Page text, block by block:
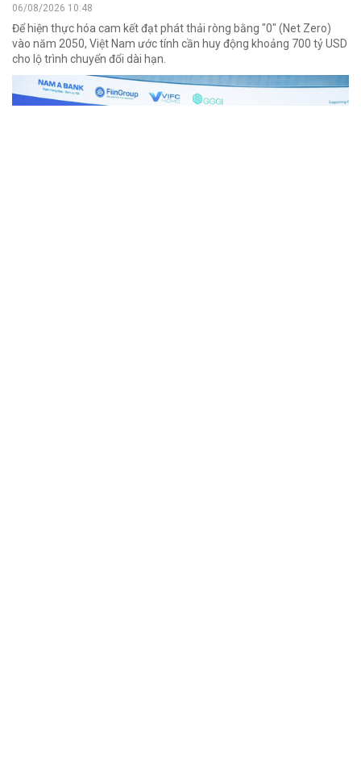
06/08/2026 10:48
Để hiện thực hóa cam kết đạt phát thải ròng bằng "0" (Net Zero)
vào năm 2050, Việt Nam ước tính cần huy động khoảng 700 tỷ USD
cho lộ trình chuyển đổi dài hạn.